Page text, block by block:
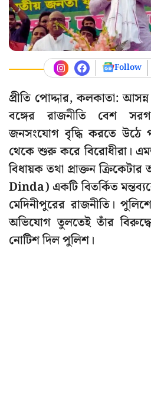
Follow
প্রীতি পোদ্দার, কলকাতা: আসন্ন
বঙ্গের রাজনীতি বেশ
জনসংযোগ বৃদ্ধি করতে উঠে
থেকে শুরু করে বিরোধীরা।
বিধায়ক তথা প্রাক্তন
Dinda) একটি বিতর্কিত
মেদিনীপুরের রাজনীতি।
অভিযোগ তুলতেই তাঁর
নোটিশ দিল পুলিশ।